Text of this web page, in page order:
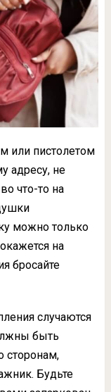
или пистолетом
адресу, не
что-то на
можно только
на
бросайте
случаются
быть
сторонам,
Будьте